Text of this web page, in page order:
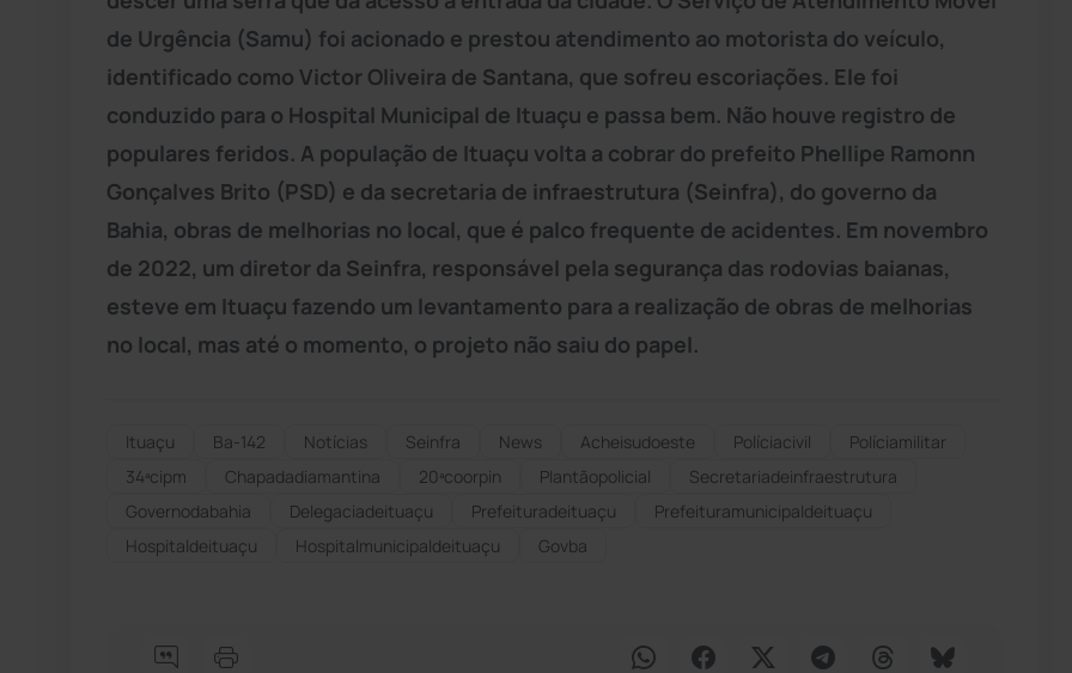
de Urgência (Samu) foi acionado e prestou atendimento ao motorista do veículo,
identificado como Victor Oliveira de Santana, que sofreu escoriações. Ele foi
conduzido para o Hospital Municipal de Ituaçu e passa bem. Não houve registro de
populares feridos. A população de Ituaçu volta a cobrar do prefeito Phellipe Ramonn
Gonçalves Brito (PSD) e da secretaria de infraestrutura (Seinfra), do governo da
Bahia, obras de melhorias no local, que é palco frequente de acidentes. Em novembro
de 2022, um diretor da Seinfra, responsável pela segurança das rodovias baianas,
esteve em Ituaçu fazendo um levantamento para a realização de obras de melhorias
no local, mas até o momento, o projeto não saiu do papel.
Ituaçu Ba-142 Notícias Seinfra News Acheisudoeste Políciacivil
Políciamilitar
34ªcipm
Chapadadiamantina 20ªcoorpin Plantãopolicial
Secretariadeinfraestrutura
Governodabahia
Delegaciadeituaçu Prefeituradeituaçu
Prefeituramunicipaldeituaçu
Hospitaldeituaçu
Hospitalmunicipaldeituaçu Govba